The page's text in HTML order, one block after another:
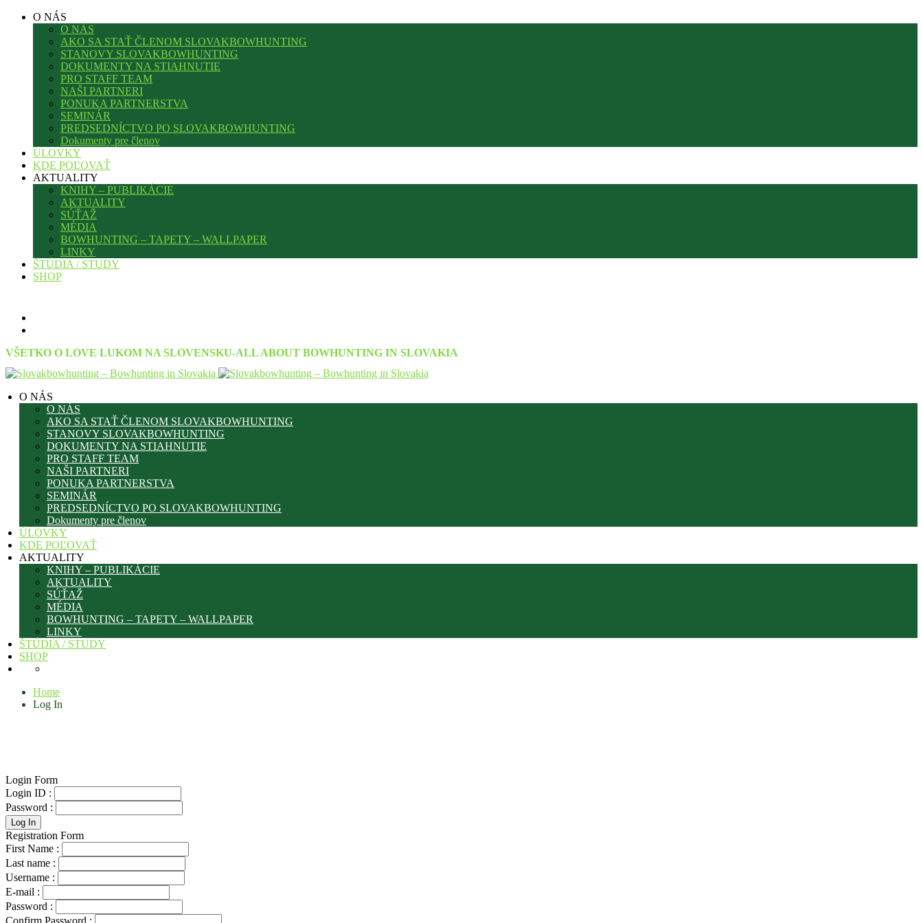
O NÁS
O NÁS
AKO SA STAŤ ČLENOM SLOVAKBOWHUNTING
STANOVY SLOVAKBOWHUNTING
DOKUMENTY NA STIAHNUTIE
PRO STAFF TEAM
NAŠI PARTNERI
PONUKA PARTNERSTVA
SEMINÁR
PREDSEDNÍCTVO PO SLOVAKBOWHUNTING
Dokumenty pre členov
ÚLOVKY
KDE POĽOVAŤ
AKTUALITY
KNIHY – PUBLIKÁCIE
AKTUALITY
SÚŤAŽ
MÉDIA
BOWHUNTING – TAPETY – WALLPAPER
LINKY
ŠTÚDIA / STUDY
SHOP
VŠETKO O LOVE LUKOM NA SLOVENSKU-ALL ABOUT BOWHUNTING IN SLOVAKIA
O NÁS
O NÁS
AKO SA STAŤ ČLENOM SLOVAKBOWHUNTING
STANOVY SLOVAKBOWHUNTING
DOKUMENTY NA STIAHNUTIE
PRO STAFF TEAM
NAŠI PARTNERI
PONUKA PARTNERSTVA
SEMINÁR
PREDSEDNÍCTVO PO SLOVAKBOWHUNTING
Dokumenty pre členov
ÚLOVKY
KDE POĽOVAŤ
AKTUALITY
KNIHY – PUBLIKÁCIE
AKTUALITY
SÚŤAŽ
MÉDIA
BOWHUNTING – TAPETY – WALLPAPER
LINKY
ŠTÚDIA / STUDY
SHOP
Home
Log In
Login Form
Login ID :
Password :
Registration Form
First Name :
Last name :
Username :
E-mail :
Password :